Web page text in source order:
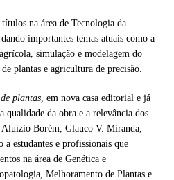
na área de Tecnologia da
importantes temas atuais como a
simulação e modelagem do
plantas e agricultura de precisão.
plantas, em nova casa editorial e já
qualidade da obra e a relevância dos
Aluízio Borém, Glauco V. Miranda,
estudantes e profissionais que
na área de Genética e
Melhoramento de Plantas e